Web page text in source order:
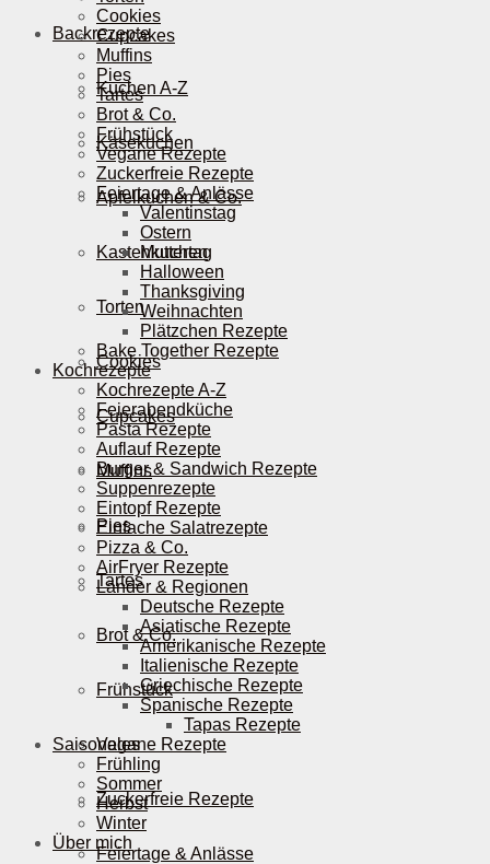
Backrezepte
Kuchen A-Z
Käsekuchen
Apfelkuchen & Co.
Kastenkuchen
Torten
Cookies
Cupcakes
Muffins
Pies
Tartes
Brot & Co.
Frühstück
Vegane Rezepte
Zuckerfreie Rezepte
Feiertage & Anlässe
Cookies
Cupcakes
Muffins
Pies
Tartes
Brot & Co.
Frühstück
Vegane Rezepte
Zuckerfreie Rezepte
Feiertage & Anlässe
Valentinstag
Ostern
Muttertag
Halloween
Thanksgiving
Weihnachten
Plätzchen Rezepte
Bake Together Rezepte
Kochrezepte
Kochrezepte A-Z
Feierabendküche
Pasta Rezepte
Auflauf Rezepte
Burger & Sandwich Rezepte
Suppenrezepte
Eintopf Rezepte
Einfache Salatrezepte
Pizza & Co.
AirFryer Rezepte
Länder & Regionen
Deutsche Rezepte
Asiatische Rezepte
Amerikanische Rezepte
Italienische Rezepte
Griechische Rezepte
Spanische Rezepte
Tapas Rezepte
Saisonales
Frühling
Sommer
Herbst
Winter
Über mich